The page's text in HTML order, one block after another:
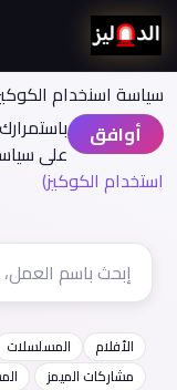
سياسة اسنخدام
أوافق
على
استخدام الكوكيز)
الأفلام المسلسلات
مشاركات الميمز